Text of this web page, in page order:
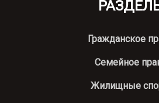
Гражданское
Семейное
Жилищные